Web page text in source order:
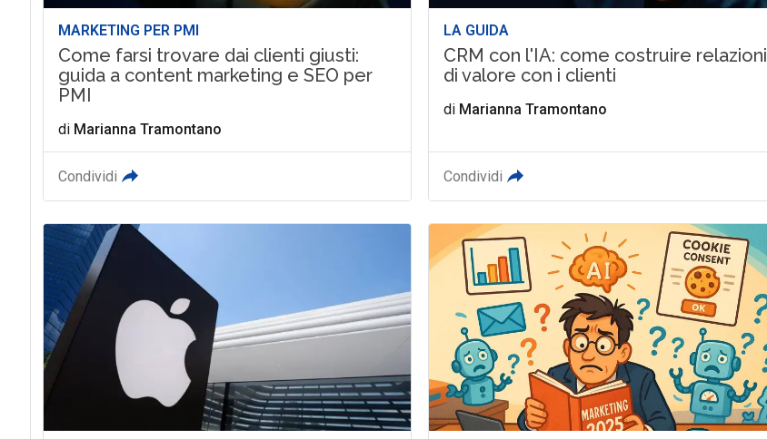
MARKETING PER PMI
Come farsi trovare dai clienti giusti:
guida a content marketing e SEO per
PMI
di Marianna Tramontano
Condividi
LA GUIDA
CRM con l'IA: come costruire relazioni
di valore con i clienti
di Marianna Tramontano
Condividi